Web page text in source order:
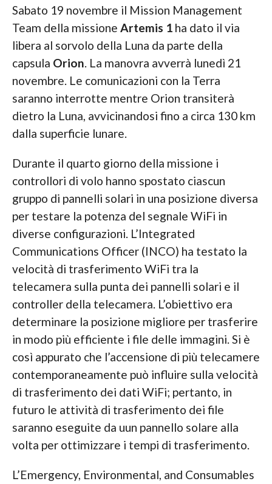
Sabato 19 novembre il Mission Management
Team della missione Artemis 1ha dato il via
libera al sorvolo della Luna da parte della
capsula Orion. La manovra avverrà lunedì 21
novembre. Le comunicazioni con la Terra
saranno interrotte mentre Orion transiterà
dietro la Luna, avvicinandosi fino a circa 130 km
dalla superficie lunare.
Durante il quarto giorno della missione i
controllori di volo hanno spostato ciascun
gruppo di pannelli solari in una posizione diversa
per testare la potenza del segnale WiFi in
diverse configurazioni. L’Integrated
Communications Officer (INCO) ha testato la
velocità di trasferimento WiFi tra la
telecamera sulla punta dei pannelli solari e il
controller della telecamera. L’obiettivo era
determinare la posizione migliore per trasferire
in modo più efficiente i file delle immagini. Si è
così appurato che l’accensione di più telecamere
contemporaneamente può influire sulla velocità
di trasferimento dei dati WiFi; pertanto, in
futuro le attività di trasferimento dei file
saranno eseguite da uun pannello solare alla
volta per ottimizzare i tempi di trasferimento.
L’Emergency, Environmental, and Consumables